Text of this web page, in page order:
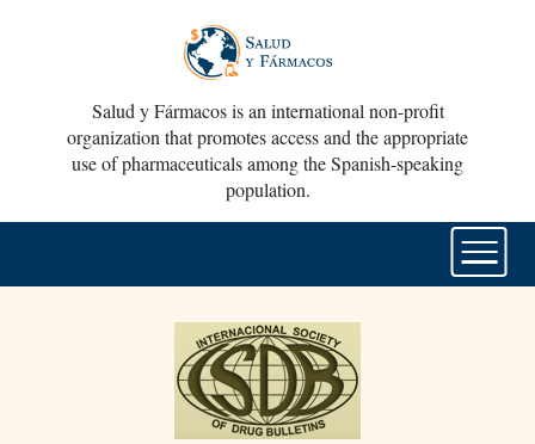
Salud y Fármacos is an international non-profit
organization that promotes access and the appropriate
use of pharmaceuticals among the Spanish-speaking
population.